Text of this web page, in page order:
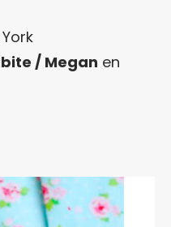
/ Megan en